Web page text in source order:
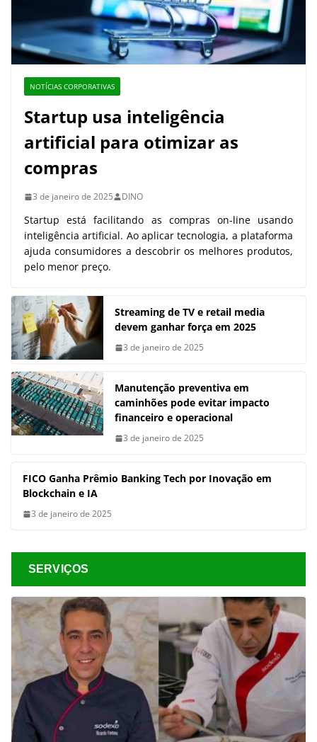
NOTÍCIAS CORPORATIVAS
Startup usa inteligência
artificial para otimizar as
compras
3 de janeiro de 2025 DINO
Startup está facilitando as compras on-line usando
inteligência artificial. Ao aplicar tecnologia, a plataforma
ajuda consumidores a descobrir os melhores produtos,
pelo menor preço.
Streaming de TV e retail media
devem ganhar força em 2025
3 de janeiro de 2025
Manutenção preventiva em
caminhões pode evitar impacto
financeiro e operacional
3 de janeiro de 2025
FICO Ganha Prêmio Banking Tech por Inovação em
Blockchain e IA
3 de janeiro de 2025
SERVIÇOS